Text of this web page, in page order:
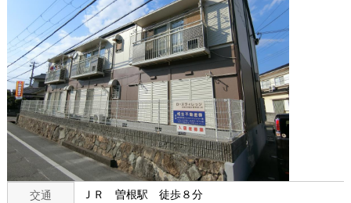
交通 ＪＲ 曽根駅 徒歩８分